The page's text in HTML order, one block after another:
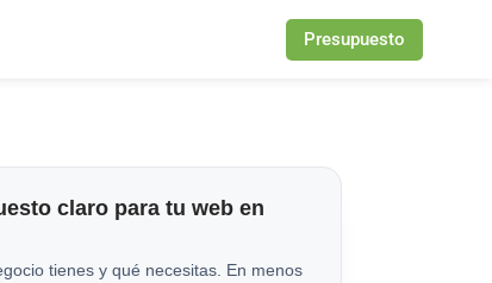
Presupuesto
claro para tu web en
tienes y qué necesitas. En menos